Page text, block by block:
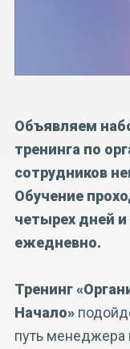
Объявляем
тренинга по
сотрудников
Обучение
четырех дней и
ежедневно.
Тренинг
Начало»
путь менеджера